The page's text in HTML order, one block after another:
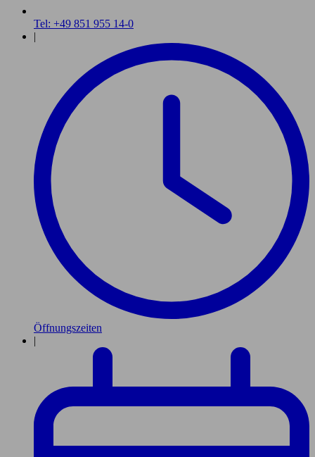
Tel: +49 851 955 14-0
|
Öffnungszeiten
|